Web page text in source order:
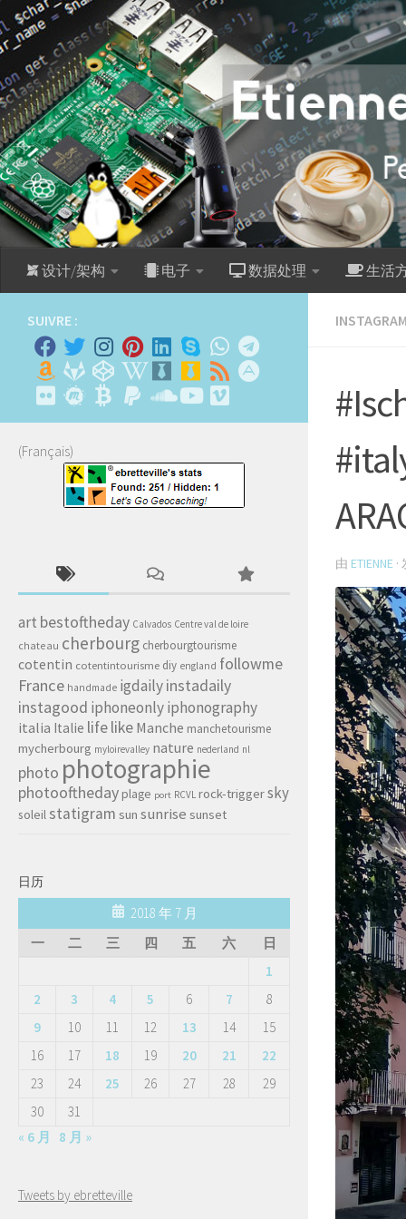
跳至内容
设计/架构 电子 数据处理 生活
由 ETIENNE
SUIVRE :
(Français)
art bestoftheday Calvados Centre val de loire
chateau cherbourg cherbourgtourisme
cotentin cotentintourisme diy england followme
France handmade igdailyinstadaily
instagood iphoneonlyiphonography
italia Italie lifelike Manche manchetourisme
mycherbourg myloirevalley nature nederland nl
photo photographie
photooftheday plage port RCVL rock-triggersky
soleilstatigram sun sunrise sunset
日历
2018 年 7 月
一
二 三 四 五 六
日
1
2
3 4 5 6 7
8
9
10 11 12 13 14
15
16
17 18 19 20 21
22
23
24 25 26 27 28
29
30
31
« 6 月
8 月 »
Tweets by ebretteville